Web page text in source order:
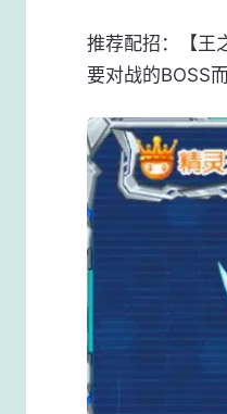
推荐配招：【王
要对战的BOSS而